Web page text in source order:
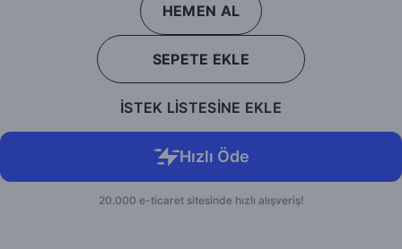
HEMEN AL
SEPETE EKLE
İSTEK LİSTESİNE EKLE